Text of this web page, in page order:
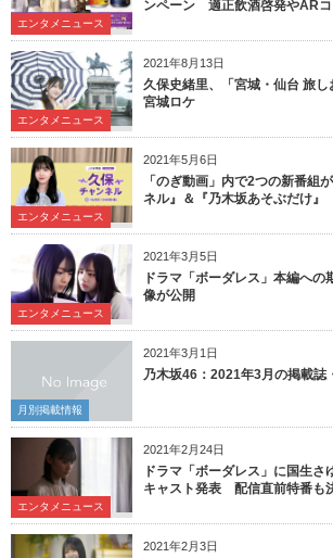
エンタメニュース
ンペーン 適正飲酒啓発やARコ
2021年8月13日
エンタメニュース
久保史緒里、「宮城・仙台 旅
宮城ロケ
2021年5月6日
エンタメニュース
「のぎ動画」内で2つの新番組
ネル』＆『乃木坂あそぶだけ』
2021年3月5日
エンタメニュース
ドラマ「ボーダレス」本編へ
像が公開
2021年3月1日
月別掲載情報
乃木坂46：2021年3月の掲載誌
2021年2月24日
エンタメニュース
ドラマ「ボーダレス」に国生さ
キャスト発表 配信直前特番も
2021年2月3日